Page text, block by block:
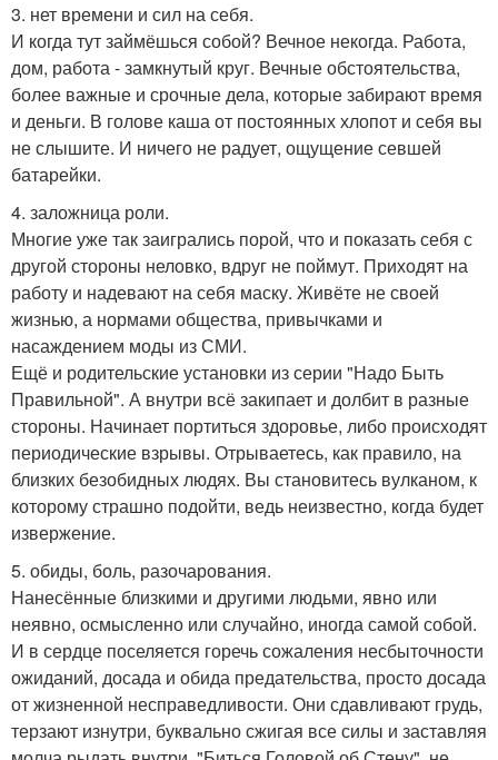
3. нет времени и сил на себя.
И когда тут займёшься собой? Вечное некогда. Работа,
дом, работа - замкнутый круг. Вечные обстоятельства,
более важные и срочные дела, которые забирают время
и деньги. В голове каша от постоянных хлопот и себя вы
не слышите. И ничего не радует, ощущение севшей
батарейки.
4. заложница роли.
Многие уже так заигрались порой, что и показать себя с
другой стороны неловко, вдруг не поймут. Приходят на
работу и надевают на себя маску. Живёте не своей
жизнью, а нормами общества, привычками и
насаждением моды из СМИ.
Ещё и родительские установки из серии "Надо Быть
Правильной". А внутри всё закипает и долбит в разные
стороны. Начинает портиться здоровье, либо происходят
периодические взрывы. Отрываетесь, как правило, на
близких безобидных людях. Вы становитесь вулканом, к
которому страшно подойти, ведь неизвестно, когда будет
извержение.
5. обиды, боль, разочарования.
Нанесённые близкими и другими людьми, явно или
неявно, осмысленно или случайно, иногда самой собой.
И в сердце поселяется горечь сожаления несбыточности
ожиданий, досада и обида предательства, просто досада
от жизненной несправедливости. Они сдавливают грудь,
терзают изнутри, буквально сжигая все силы и заставляя